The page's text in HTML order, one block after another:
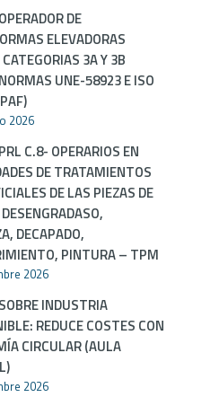
DE
ELEVADORAS
3A Y 3B
UNE-58923 E ISO
2026
C.8- OPERARIOS EN
DE TRATAMIENTOS
DE LAS PIEZAS DE
DECAPADO,
PINTURA – TPM
2026
INDUSTRIA
REDUCE COSTES CON
CIRCULAR (AULA
2026